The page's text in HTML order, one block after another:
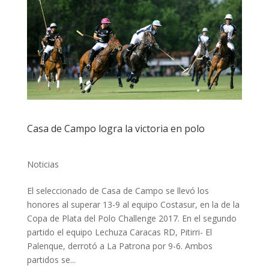
Casa de Campo logra la victoria en polo
Noticias
El seleccionado de Casa de Campo se llevó los
honores al superar 13-9 al equipo Costasur, en la de la
Copa de Plata del Polo Challenge 2017. En el segundo
partido el equipo Lechuza Caracas RD, Pitirri- El
Palenque, derrotó a La Patrona por 9-6. Ambos
partidos se...